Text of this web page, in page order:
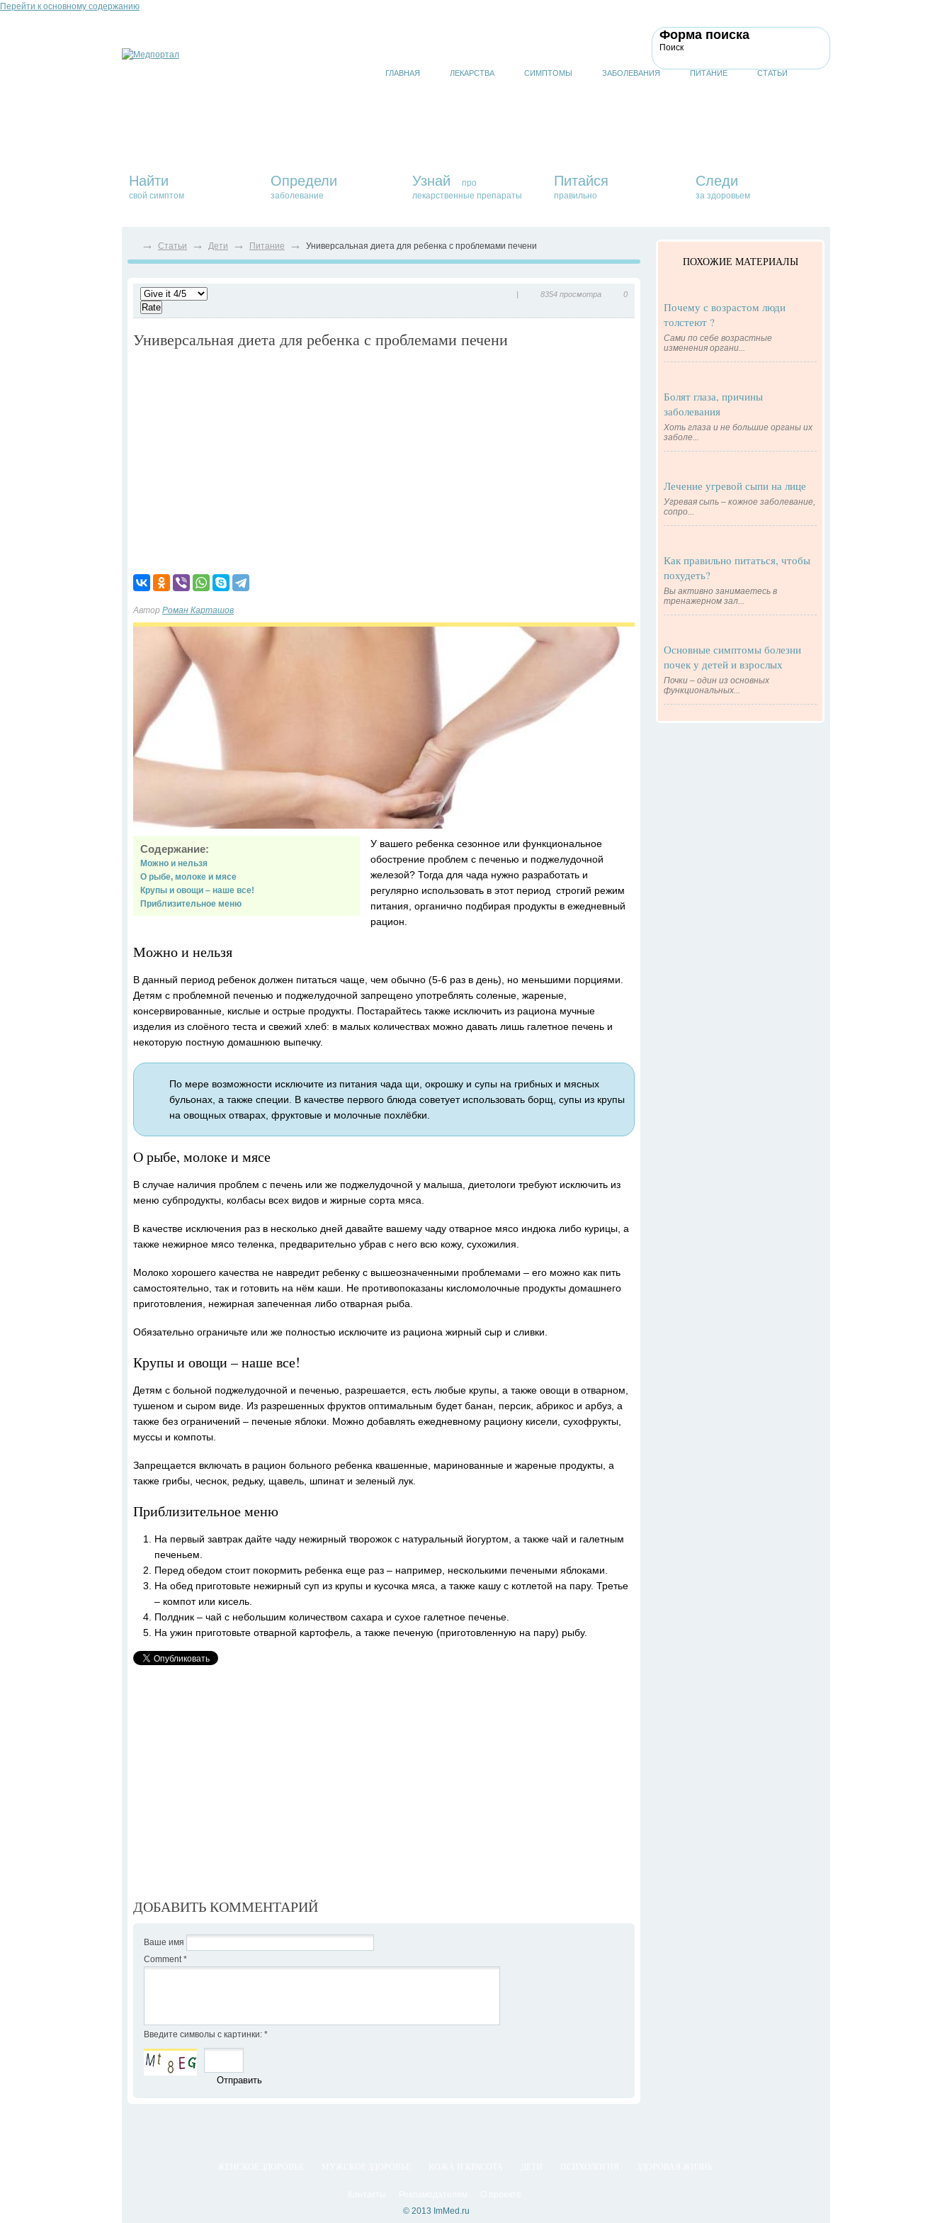
Перейти к основному содержанию
Форма поиска
Поиск
ГЛАВНАЯ ЛЕКАРСТВА СИМПТОМЫ ЗАБОЛЕВАНИЯ ПИТАНИЕ СТАТЬИ
Найти
свой симптом
Определи
заболевание
Узнай
про
лекарственные препараты
Питайся
правильно
Следи
за здоровьем
→ Статьи → Дети → Питание → Универсальная диета для ребенка с проблемами печени
| 8354 просмотра 0
Универсальная диета для ребенка с проблемами печени
Автор Роман Карташов
Содержание:
Можно и нельзя
О рыбе, молоке и мясе
Крупы и овощи – наше все!
Приблизительное меню
У вашего ребенка сезонное или функциональное
обострение проблем с печенью и поджелудочной
железой? Тогда для чада нужно разработать и
регулярно использовать в этот период строгий режим
питания, органично подбирая продукты в ежедневный
рацион.
Можно и нельзя
В данный период ребенок должен питаться чаще, чем обычно (5-6 раз в день), но меньшими порциями.
Детям с проблемной печенью и поджелудочной запрещено употреблять соленые, жареные,
консервированные, кислые и острые продукты. Постарайтесь также исключить из рациона мучные
изделия из слоёного теста и свежий хлеб: в малых количествах можно давать лишь галетное печень и
некоторую постную домашнюю выпечку.
По мере возможности исключите из питания чада щи, окрошку и супы на грибных и мясных
бульонах, а также специи. В качестве первого блюда советует использовать борщ, супы из крупы
на овощных отварах, фруктовые и молочные похлёбки.
О рыбе, молоке и мясе
В случае наличия проблем с печень или же поджелудочной у малыша, диетологи требуют исключить из
меню субпродукты, колбасы всех видов и жирные сорта мяса.
В качестве исключения раз в несколько дней давайте вашему чаду отварное мясо индюка либо курицы, а
также нежирное мясо теленка, предварительно убрав с него всю кожу, сухожилия.
Молоко хорошего качества не навредит ребенку с вышеозначенными проблемами – его можно как пить
самостоятельно, так и готовить на нём каши. Не противопоказаны кисломолочные продукты домашнего
приготовления, нежирная запеченная либо отварная рыба.
Обязательно ограничьте или же полностью исключите из рациона жирный сыр и сливки.
Крупы и овощи – наше все!
Детям с больной поджелудочной и печенью, разрешается, есть любые крупы, а также овощи в отварном,
тушеном и сыром виде. Из разрешенных фруктов оптимальным будет банан, персик, абрикос и арбуз, а
также без ограничений – печеные яблоки. Можно добавлять ежедневному рациону кисели, сухофрукты,
муссы и компоты.
Запрещается включать в рацион больного ребенка квашенные, маринованные и жареные продукты, а
также грибы, чеснок, редьку, щавель, шпинат и зеленый лук.
Приблизительное меню
На первый завтрак дайте чаду нежирный творожок с натуральный йогуртом, а также чай и галетным
печеньем.
Перед обедом стоит покормить ребенка еще раз – например, несколькими печеными яблоками.
На обед приготовьте нежирный суп из крупы и кусочка мяса, а также кашу с котлетой на пару. Третье
– компот или кисель.
Полдник – чай с небольшим количеством сахара и сухое галетное печенье.
На ужин приготовьте отварной картофель, а также печеную (приготовленную на пару) рыбу.
ДОБАВИТЬ КОММЕНТАРИЙ
Ваше имя
Comment *
Введите символы с картинки: *
ПОХОЖИЕ МАТЕРИАЛЫ
Почему с возрастом люди
толстеют ?
Сами по себе возрастные
изменения органи...
Болят глаза, причины
заболевания
Хоть глаза и не большие органы их
заболе...
Лечение угревой сыпи на лице
Угревая сыпь – кожное заболевание,
сопро...
Как правильно питаться, чтобы
похудеть?
Вы активно занимаетесь в
тренажерном зал...
Основные симптомы болезни
почек у детей и взрослых
Почки – один из основных
функциональных...
© 2013 ImMed.ru